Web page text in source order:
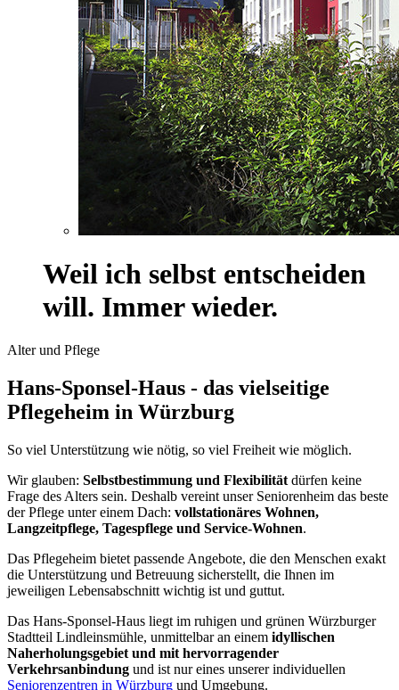
Weil ich selbst entscheiden
will. Immer wieder.
Alter und Pflege
Hans-Sponsel-Haus - das vielseitige
Pflegeheim in Würzburg
So viel Unterstützung wie nötig, so viel Freiheit wie möglich.
Wir glauben: Selbstbestimmung und Flexibilität dürfen keine
Frage des Alters sein. Deshalb vereint unser Seniorenheim das beste
der Pflege unter einem Dach: vollstationäres Wohnen,
Langzeitpflege, Tagespflege und Service-Wohnen.
Das Pflegeheim bietet passende Angebote, die den Menschen exakt
die Unterstützung und Betreuung sicherstellt, die Ihnen im
jeweiligen Lebensabschnitt wichtig ist und guttut.
Das Hans-Sponsel-Haus liegt im ruhigen und grünen Würzburger
Stadtteil Lindleinsmühle, unmittelbar an einem idyllischen
Naherholungsgebiet und mit hervorragender
Verkehrsanbindung und ist nur eines unserer individuellen
Seniorenzentren in Würzburg und Umgebung.